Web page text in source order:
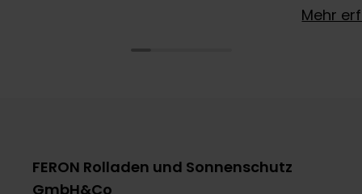
Mehr
FERON Rolladen und Sonnenschutz
GmbH&Co